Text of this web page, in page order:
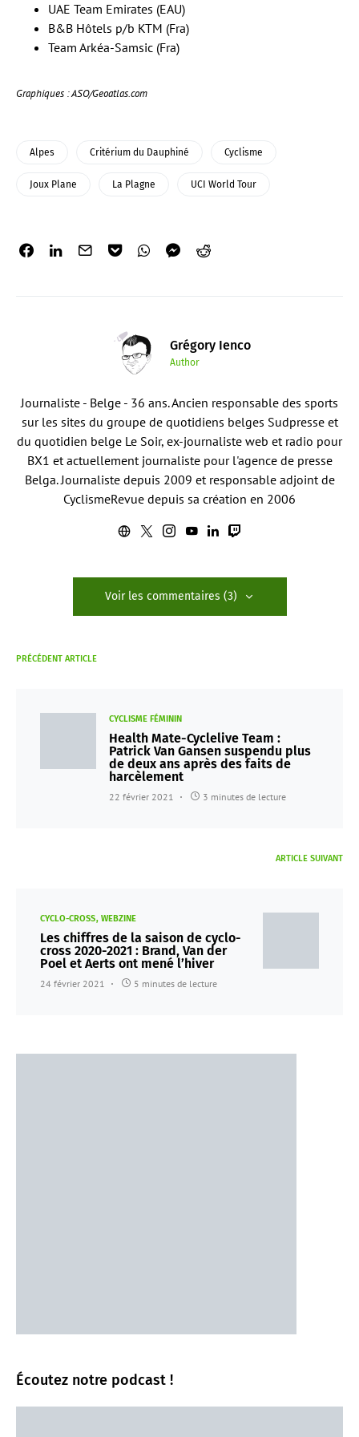
UAE Team Emirates (EAU)
B&B Hôtels p/b KTM (Fra)
Team Arkéa-Samsic (Fra)
Graphiques : ASO/Geoatlas.com
Alpes Critérium du Dauphiné Cyclisme
Joux Plane La Plagne UCI World Tour
Grégory Ienco
Author
Journaliste - Belge - 36 ans. Ancien responsable des sports
sur les sites du groupe de quotidiens belges Sudpresse et
du quotidien belge Le Soir, ex-journaliste web et radio pour
BX1 et actuellement journaliste pour l'agence de presse
Belga. Journaliste depuis 2009 et responsable adjoint de
CyclismeRevue depuis sa création en 2006
Voir les commentaires (3)
PRÉCÉDENT ARTICLE
CYCLISME FÉMININ
Health Mate-Cyclelive Team :
Patrick Van Gansen suspendu plus
de deux ans après des faits de
harcèlement
22 février 2021 3 minutes de lecture
ARTICLE SUIVANT
CYCLO-CROSS WEBZINE
Les chiffres de la saison de cyclo-
cross 2020-2021 : Brand, Van der
Poel et Aerts ont mené l’hiver
24 février 2021 5 minutes de lecture
Écoutez notre podcast !